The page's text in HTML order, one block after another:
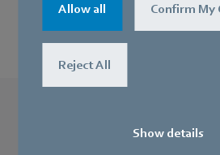
Allow all Confirm My
Reject All
Show details
Weitere